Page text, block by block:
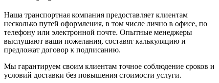
Наша транспортная компания предоставляет клиентам
несколько путей оформления, в том числе лично в офисе, по
телефону или электронной почте. Опытные менеджеры
выслушают ваши пожелания, составят калькуляцию и
предложат договор к подписанию.
Мы гарантируем своим клиентам точное соблюдение сроков и
условий доставки без повышения стоимости услуги.